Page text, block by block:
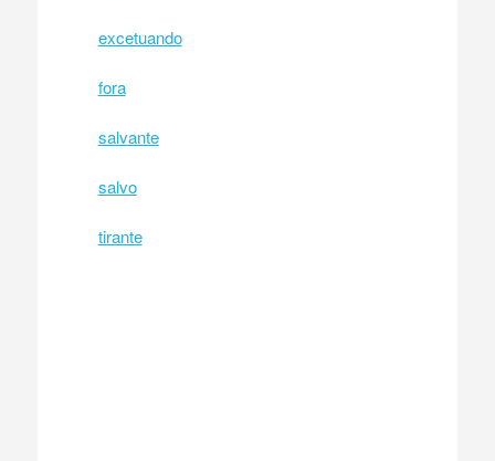
excetuando
fora
salvante
salvo
tirante